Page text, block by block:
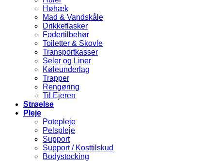
Høhæk
Mad & Vandskåle
Drikkeflasker
Fodertilbehør
Toiletter & Skovle
Transportkasser
Seler og Liner
Køleunderlag
Trapper
Rengøring
Til Ejeren
Strøelse
Pleje
Potepleje
Pelspleje
Support
Support / Kosttilskud
Bodystocking